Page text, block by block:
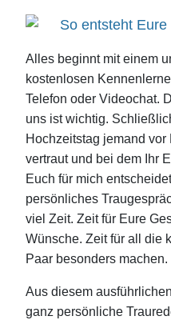
So entsteht
Alles beginnt mit einem
kostenlosen
Telefon oder Videochat.
uns ist wichtig.
Hochzeitstag jemand vor
vertraut und bei dem Ihr
Euch für mich
persönliches
viel Zeit. Zeit für Eure
Wünsche. Zeit für all die
Paar besonders machen.
Aus diesem
ganz persönliche